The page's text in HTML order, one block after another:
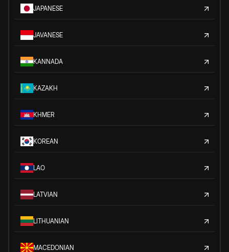
JAPANESE
JAVANESE
KANNADA
KAZAKH
KHMER
KOREAN
LAO
LATVIAN
LITHUANIAN
MACEDONIAN